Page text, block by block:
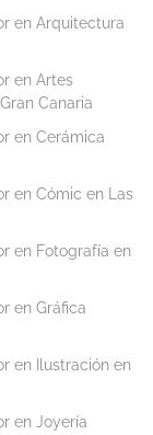
en Arquitectura
en Artes
Canaria
en Cerámica
en Cómic en Las
en Fotografía en
en Gráfica
en Ilustración en
en Joyería